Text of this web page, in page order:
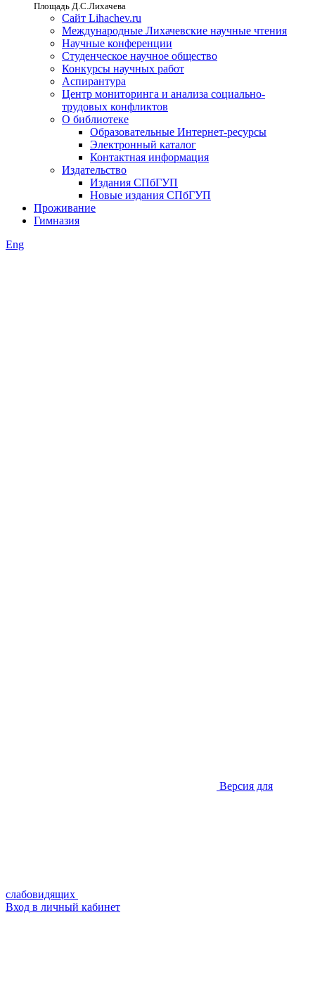
Площадь Д.С.Лихачева
Сайт Lihachev.ru
Международные Лихачевские научные чтения
Научные конференции
Студенческое научное общество
Конкурсы научных работ
Аспирантура
Центр мониторинга и анализа социально-
трудовых конфликтов
О библиотеке
Образовательные Интернет-ресурсы
Электронный каталог
Контактная информация
Издательство
Издания СПбГУП
Новые издания СПбГУП
Проживание
Гимназия
Eng
Версия для
слабовидящих
Вход в личный кабинет